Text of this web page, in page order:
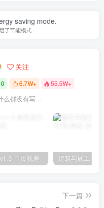
saving mode.
了节能模式
关注
0 6.7W+ 55.5W+
么都没有写...
单页视差
下一篇